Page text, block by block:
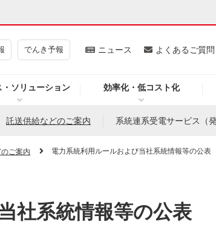
・ソリューション 効率化・低コスト化
でんき予報 ニュース よくあるご質
ス よくあるご質問・お問い合わせ
託送供給などのご案内 系統連系受電サービス（
ご案内 電力系統利用ルールおよび当社系統情報等の公表
社系統情報等の公表